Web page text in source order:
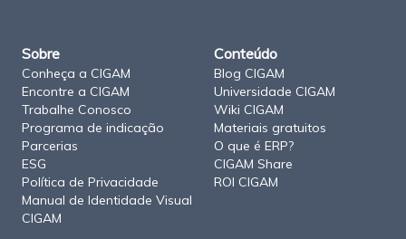
Sobre
Conheça a CIGAM
Encontre a CIGAM
Trabalhe Conosco
Programa de indicação
Parcerias
ESG
Política de Privacidade
Manual de Identidade Visual
CIGAM
Conteúdo
Blog CIGAM
Universidade CIGAM
Wiki CIGAM
Materiais gratuitos
O que é ERP?
CIGAM Share
ROI CIGAM